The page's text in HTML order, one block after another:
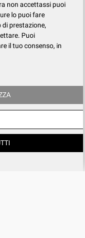
non accettassi puoi
lo puoi fare
di prestazione,
Puoi
il tuo consenso, in